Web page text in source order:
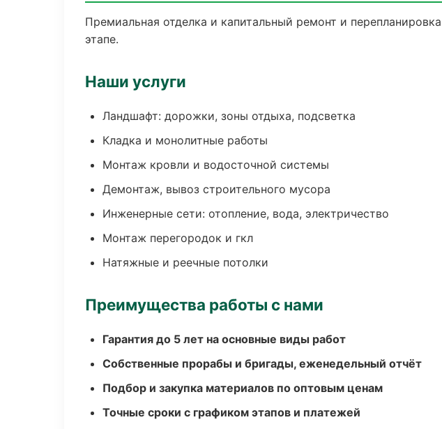
Премиальная отделка и капитальный ремонт и
этапе.
Наши услуги
Ландшафт: дорожки, зоны отдыха, подсветка
Кладка и монолитные работы
Монтаж кровли и водосточной системы
Демонтаж, вывоз строительного мусора
Инженерные сети: отопление, вода, электричество
Монтаж перегородок и гкл
Натяжные и реечные потолки
Преимущества работы с нами
Гарантия до 5 лет на основные виды работ
Собственные прорабы и бригады, еженедельный отчёт
Подбор и закупка материалов по оптовым ценам
Точные сроки с графиком этапов и платежей